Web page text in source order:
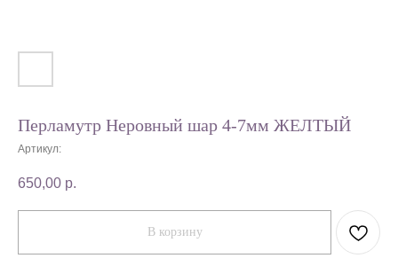
Перламутр Неровный шар 4-7мм ЖЕЛТЫЙ
Артикул:
650,00 р.
В корзину